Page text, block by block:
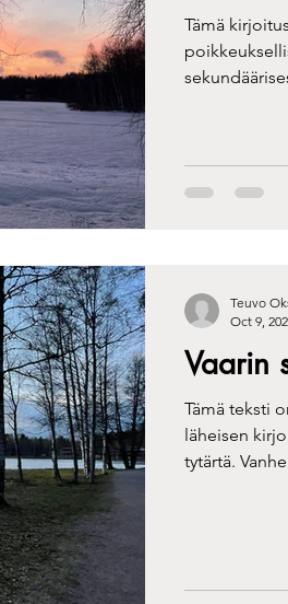
Tämä
poikkeuksellisesti
Vaarin
Tämä teksti
läheisen
tytärtä.
Teuvo
Oct 9,